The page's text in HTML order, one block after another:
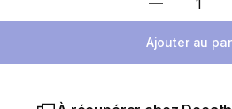
Ajouter au